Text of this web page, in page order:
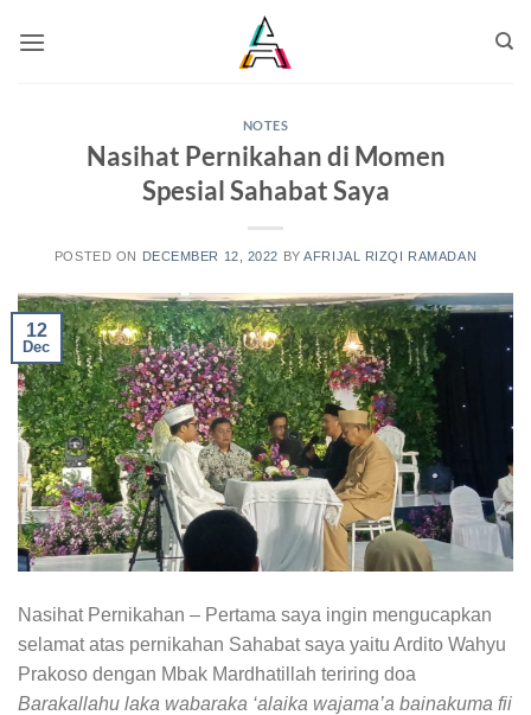
NOTES
Nasihat Pernikahan di Momen
Spesial Sahabat Saya
POSTED ON DECEMBER 12, 2022 BYAFRIJAL RIZQI RAMADAN
12
Dec
Nasihat Pernikahan – Pertama saya ingin mengucapkan
selamat atas pernikahan Sahabat saya yaitu Ardito Wahyu
Prakoso dengan Mbak Mardhatillah teriring doa
Barakallahu laka wabaraka ‘alaika wajama’a bainakuma fii